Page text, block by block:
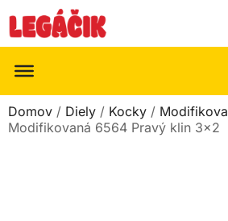
Domov / Diely / Kocky /
Modifikovaná 6564 Pravý klin 3×2